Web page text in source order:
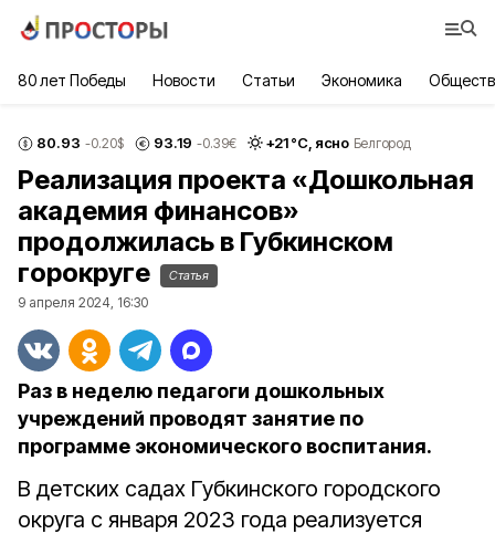
80 лет Победы Новости Статьи Экономика
80.93 -0.20$ 93.19 -0.39€ +21°С, ясно Белгород
Реализация проекта «Дошкольная
академия финансов»
продолжилась в Губкинском
горокруге
Статья
9 апреля 2024, 16:30
Раз в неделю педагоги дошкольных
учреждений проводят занятие по
программе экономического воспитания.
В детских садах Губкинского городского
округа с января 2023 года реализуется